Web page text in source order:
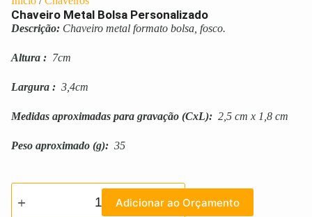
Chaveiro Metal Bolsa Personalizado
Descrição: Chaveiro metal formato bolsa, fosco.
Altura : 7cm
Largura : 3,4cm
Medidas aproximadas para gravação (CxL): 2,5 cm x 1,8 cm
Peso aproximado (g): 35
Adicionar ao Orçamento